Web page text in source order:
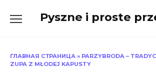
Pyszne i proste
ГЛАВНАЯ СТРАНИЦА » PARZYBRODA –
ZUPA Z MŁODEJ KAPUSTY